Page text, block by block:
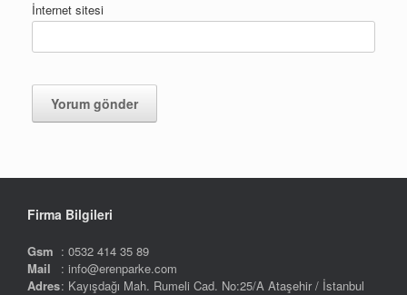
İnternet sitesi
Firma Bilgileri
Gsm : 0532 414 35 89
Mail
: info@erenparke.com
Adres: Kayışdağı Mah. Rumeli Cad. No:25/A Ataşehir / İstanbul